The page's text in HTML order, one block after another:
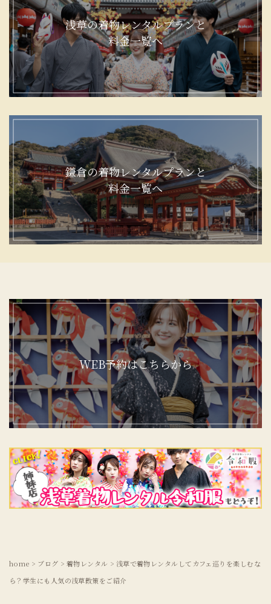
浅草の着物レンタルプランと
料金一覧へ
鎌倉の着物レンタルプランと
料金一覧へ
WEB予約はこちらから
home > ブログ > 着物レンタル > 浅草で着物レンタルしてカフェ巡りを楽しむな
ら？学生にも人気の浅草散策をご紹介